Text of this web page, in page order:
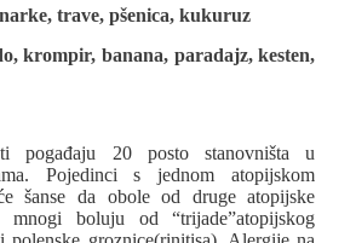
trave, pšenica, kukuruz
krompir, banana, paradajz, kesten,
pogađaju 20 posto stanovništa u
Pojedinci s jednom atopijskom
šanse da obole od druge atopijske
boluju od “trijade”atopijskog